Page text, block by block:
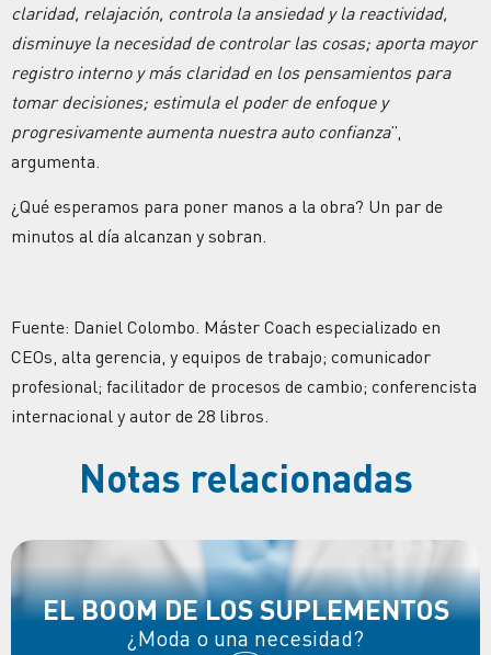
claridad, relajación, controla la ansiedad y la reactividad,
disminuye la necesidad de controlar las cosas; aporta mayor
registro interno y más claridad en los pensamientos para
tomar decisiones; estimula el poder de enfoque y
progresivamente aumenta nuestra auto confianza”,
argumenta.
¿Qué esperamos para poner manos a la obra? Un par de
minutos al día alcanzan y sobran.
Fuente: Daniel Colombo. Máster Coach especializado en
CEOs, alta gerencia, y equipos de trabajo; comunicador
profesional; facilitador de procesos de cambio; conferencista
internacional y autor de 28 libros.
Notas relacionadas
EL BOOM DE LOS SUPLEMENTOS
¿Moda o una necesidad?